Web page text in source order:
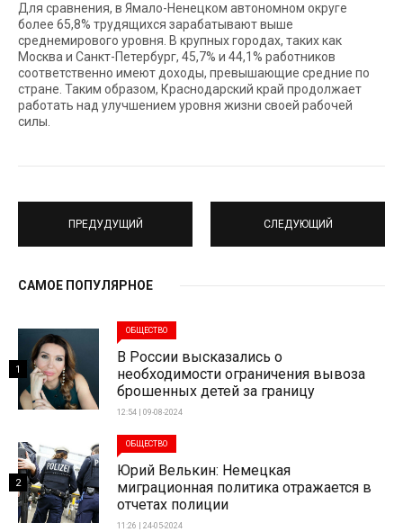
Для сравнения, в Ямало-Ненецком автономном округе
более 65,8% трудящихся зарабатывают выше
среднемирового уровня. В крупных городах, таких как
Москва и Санкт-Петербург, 45,7% и 44,1% работников
соответственно имеют доходы, превышающие средние по
стране. Таким образом, Краснодарский край продолжает
работать над улучшением уровня жизни своей рабочей
силы.
ПРЕДУДУЩИЙ СЛЕДУЮЩИЙ
САМОЕ ПОПУЛЯРНОЕ
ОБЩЕСТВО
В России высказались о
необходимости ограничения вывоза
брошенных детей за границу
12:54 | 09-08-2024
1
ОБЩЕСТВО
Юрий Велькин: Немецкая
миграционная политика отражается в
отчетах полиции
11:26 | 24-05-2024
2